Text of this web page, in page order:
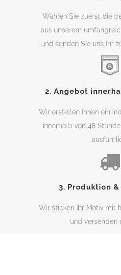
Wählen Sie zuerst die
aus unserem
und senden Sie uns Ihr
2. Angebot
Wir erstellen Ihnen ein
innerhalb von 48
3. Produktion
Wir sticken Ihr Motiv mit
und versenden